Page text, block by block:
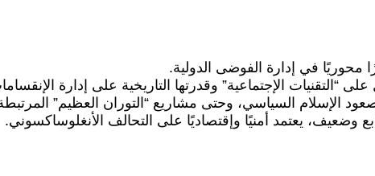
محوريًا في إدارة الفوضى الدولية.
الإجتماعية” وقدرتها التاريخية على إدارة
الإسلام السياسي، وحتى مشاريع “التوران العظيم”
وضعيف، يعتمد أمنيًا وإقتصاديًا على التحالف الأنغلوساكسوني.